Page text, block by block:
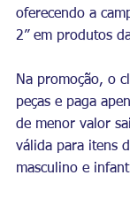
oferecendo a
2” em produtos
Na promoção, o
peças e paga
de menor valor
válida para itens
masculino e